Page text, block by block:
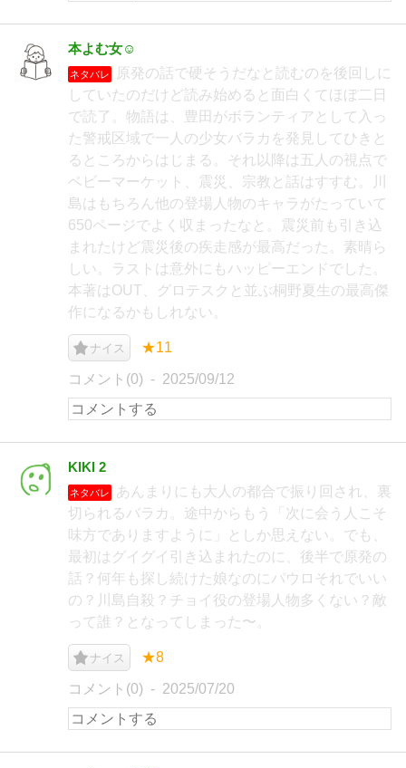
本よむ女☺︎
ネタバレ
原発の話で硬そうだなと読むのを後回しに
していたのだけど読み始めると面白くてほぼ二日
で読了。物語は、豊田がボランティアとして入っ
た警戒区域で一人の少女バラカを発見してひきと
るところからはじまる。それ以降は五人の視点で
ベビーマーケット、震災、宗教と話はすすむ。川
島はもちろん他の登場人物のキャラがたっていて
650ページでよく収まったなと。震災前も引き込
まれたけど震災後の疾走感が最高だった。素晴ら
しい。ラストは意外にもハッピーエンドでした。
本著はOUT、グロテスクと並ぶ桐野夏生の最高傑
作になるかもしれない。
ナイス ★11
コメント(0) 2025/09/12
KIKI 2
ネタバレ
あんまりにも大人の都合で振り回され、裏
切られるバラカ。途中からもう「次に会う人こそ
味方でありますように」としか思えない。でも、
最初はグイグイ引き込まれたのに、後半で原発の
話？何年も探し続けた娘なのにパウロそれでいい
の？川島自殺？チョイ役の登場人物多くない？敵
って誰？となってしまった〜。
ナイス ★8
コメント(0) 2025/07/20